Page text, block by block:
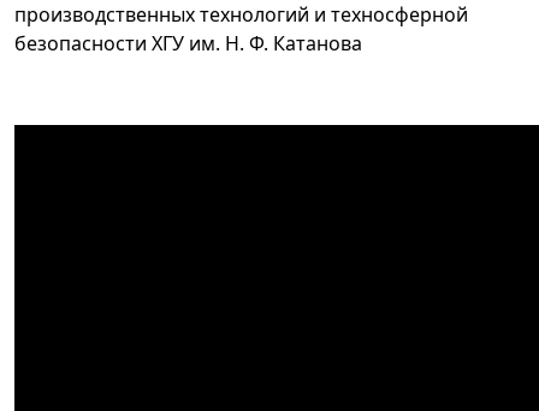
производственных технологий и техносферной
безопасности ХГУ им. Н. Ф. Катанова